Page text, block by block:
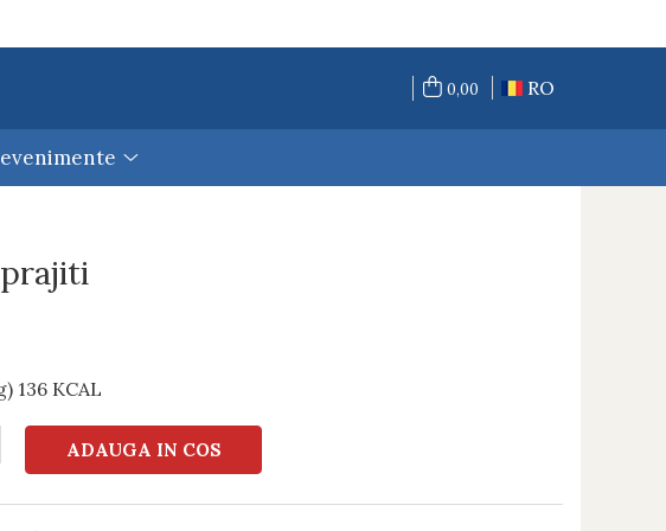
0,00 RO
evenimente
136 KCAL
ADAUGA IN COS